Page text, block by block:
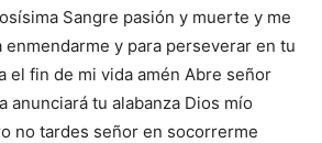
Sangre pasión y muerte y me
enmendarme y para perseverar en tu
el fin de mi vida amén Abre señor
anunciará tu alabanza Dios mío
no tardes señor en socorrerme